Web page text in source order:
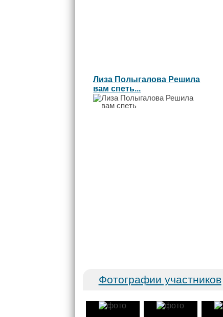
Лиза Полыгалова Решила
вам спеть...
Фотографии участников